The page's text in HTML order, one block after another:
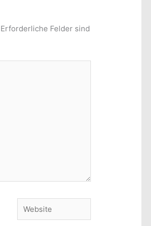
Erforderliche Felder sind
Website